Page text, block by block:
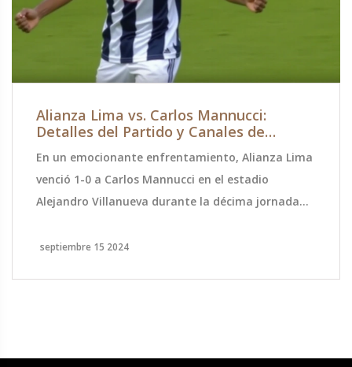
Alianza Lima vs. Carlos Mannucci:
Detalles del Partido y Canales de
Clausura 2024
En un emocionante enfrentamiento, Alianza Lima
venció 1-0 a Carlos Mannucci en el estadio
Alejandro Villanueva durante la décima jornada
transmisión estuvo disponible en diversas
septiembre 15 2024